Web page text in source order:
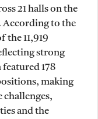
21 halls on the
According to the
the 11,919
strong
178
making
challenges,
and the